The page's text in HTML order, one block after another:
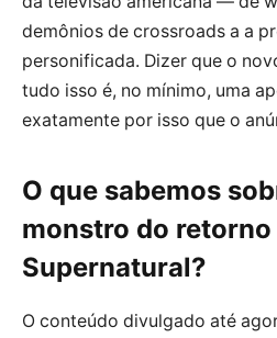
demônios de crossroads a a
personificada. Dizer que o
tudo isso é, no mínimo, uma
exatamente por isso que o
O que sabemos
monstro do retorno
Supernatural?
O conteúdo divulgado até